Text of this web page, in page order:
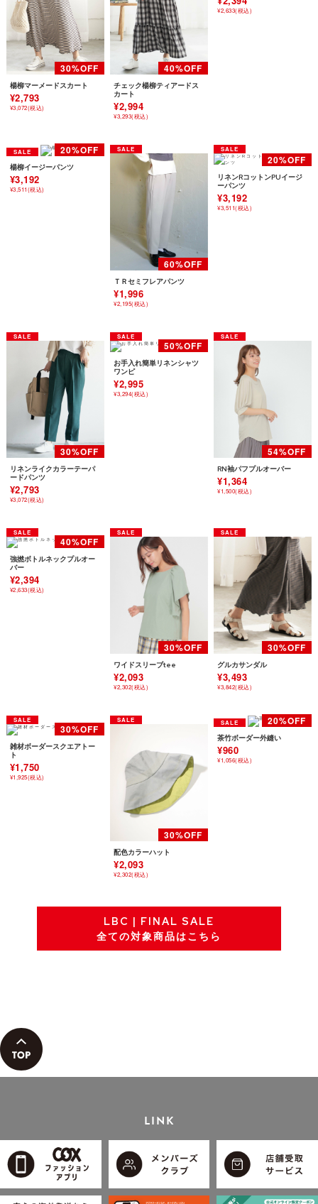
楊柳マーメードスカート
¥2,793
¥3,072(税込)
チェック楊柳ティアードス
カート
¥2,994
¥3,293(税込)
¥2,633(税込)
楊柳イージーパンツ
¥3,192
¥3,511(税込)
ＴＲセミフレアパンツ
¥1,996
¥2,195(税込)
リネンRコットンPUイージ
ーパンツ
¥3,192
¥3,511(税込)
リネンライクカラーテーパ
ードパンツ
¥2,793
¥3,072(税込)
お手入れ簡単リネンシャツ
ワンピ
¥2,995
¥3,294(税込)
RN袖パフプルオーバー
¥1,364
¥1,500(税込)
強撚ボトルネックプルオー
バー
¥2,394
¥2,633(税込)
ワイドスリーブtee
¥2,093
¥2,302(税込)
グルカサンダル
¥3,493
¥3,842(税込)
雑材ボーダースクエアトー
ト
¥1,750
¥1,925(税込)
配色カラーハット
¥2,093
¥2,302(税込)
茶竹ボーダー外縫い
¥960
¥1,056(税込)
LBC | FINAL SALE
全ての対象商品はこちら
LINK